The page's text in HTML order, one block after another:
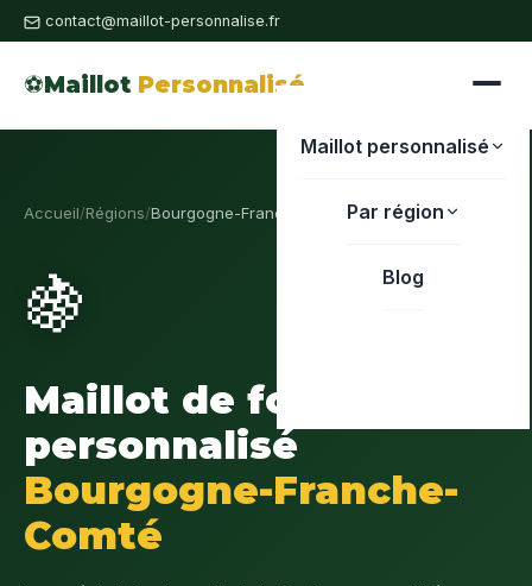
contact@maillot-personnalise.fr
⚽Maillot Personnalisé
Maillot personnalisé
Par région
Blog
Accueil/Régions/Bourgogne-Franche-Comté
🍇
Maillot de foot
personnalisé
Bourgogne-Franche-
Comté